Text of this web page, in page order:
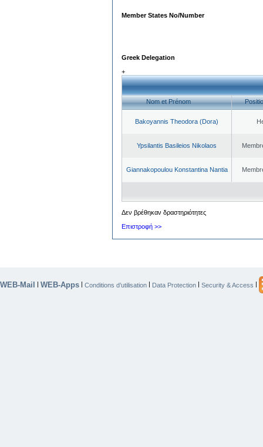
Member States No/Number
Greek Delegation
+
Nom et Prénom
Bakoyannis Theodora (Dora)
Ypsilantis Basileios Nikolaos
Giannakopoulou Konstantina Nantia
Δεν βρέθηκαν δραστηριότητες
Επιστροφή >>
WEB-Mail | WEB-Apps | Conditions d’utilisation | Data Protection | Security & Access |